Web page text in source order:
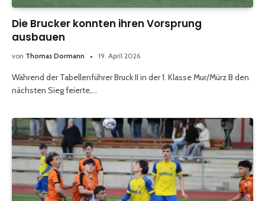
Die Brucker konnten ihren Vorsprung
ausbauen
von Thomas Dormann 19. April 2026
Während der Tabellenführer Bruck II in der 1. Klasse Mur/Mürz B den
nächsten Sieg feierte,…